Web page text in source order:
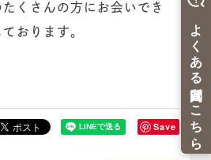
くさんの方にお会いでき
おります。
Save